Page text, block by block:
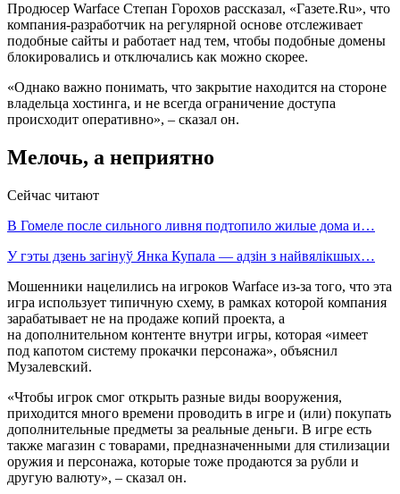
Продюсер Warface Степан Горохов рассказал, «Газете.Ru», что
компания-разработчик на регулярной основе отслеживает
подобные сайты и работает над тем, чтобы подобные домены
блокировались и отключались как можно скорее.
«Однако важно понимать, что закрытие находится на стороне
владельца хостинга, и не всегда ограничение доступа
происходит оперативно», – сказал он.
Мелочь, а неприятно
Сейчас читают
В Гомеле после сильного ливня подтопило жилые дома и…
У гэты дзень загінуў Янка Купала — адзін з найвялікшых…
Мошенники нацелились на игроков Warface из-за того, что эта
игра использует типичную схему, в рамках которой компания
зарабатывает не на продаже копий проекта, а
на дополнительном контенте внутри игры, которая «имеет
под капотом систему прокачки персонажа», объяснил
Музалевский.
«Чтобы игрок смог открыть разные виды вооружения,
приходится много времени проводить в игре и (или) покупать
дополнительные предметы за реальные деньги. В игре есть
также магазин с товарами, предназначенными для стилизации
оружия и персонажа, которые тоже продаются за рубли и
другую валюту», – сказал он.